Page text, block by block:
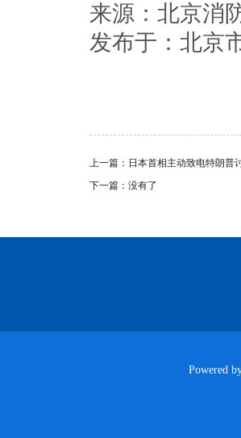
来源：北京消
发布于：北京
上一篇： 日本首相主动致电特朗普
下一篇：没有了
Powered